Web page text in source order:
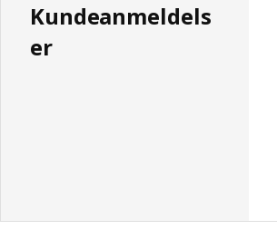
Kundeanmeldels
er